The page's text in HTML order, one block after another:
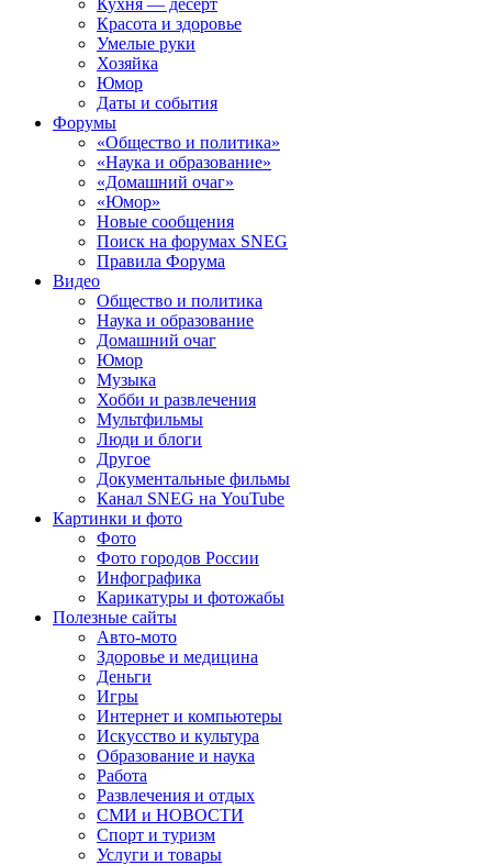
Кухня — десерт
Красота и здоровье
Умелые руки
Хозяйка
Юмор
Даты и события
Форумы
«Общество и политика»
«Наука и образование»
«Домашний очаг»
«Юмор»
Новые сообщения
Поиск на форумах SNEG
Правила Форума
Видео
Общество и политика
Наука и образование
Домашний очаг
Юмор
Музыка
Хобби и развлечения
Мультфильмы
Люди и блоги
Другое
Документальные фильмы
Канал SNEG на YouTube
Картинки и фото
Фото
Фото городов России
Инфографика
Карикатуры и фотожабы
Полезные сайты
Авто-мото
Здоровье и медицина
Деньги
Игры
Интернет и компьютеры
Искусство и культура
Образование и наука
Работа
Развлечения и отдых
СМИ и НОВОСТИ
Спорт и туризм
Услуги и товары